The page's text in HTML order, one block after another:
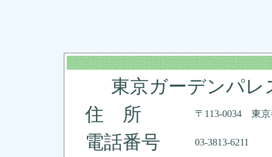
東京ガーデンパ
住 所
〒113-0034 東京
電話番号 03-3813-6211